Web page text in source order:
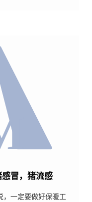
、平整光滑、不腐
具有耐磨、耐腐
冒，猪流感
，一定要做好保暖工